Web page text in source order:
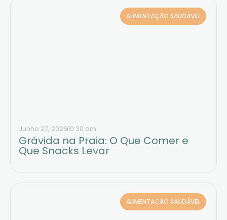
ALIMENTAÇÃO SAUDÁVEL
Junho 27, 202610:30 am
Grávida na Praia: O Que Comer e
Que Snacks Levar
ALIMENTAÇÃO SAUDÁVEL